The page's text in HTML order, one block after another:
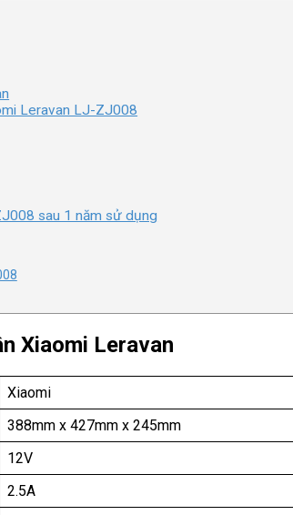
Leravan LJ-ZJ008
sau 1 năm sử dụng
Xiaomi Leravan
Xiaomi
388mm x 427mm x 245mm
12V
2.5A